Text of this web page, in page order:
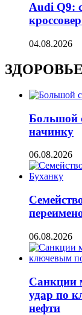
Audi Q9:
04.08.2026
ЗДОРОВЬЕ
Большой
начинку
06.08.2026
06.08.2026
Санкции
удар по
нефти